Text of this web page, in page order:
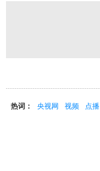
热词： 央视网 视频 点播